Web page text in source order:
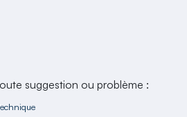
suggestion ou problème :